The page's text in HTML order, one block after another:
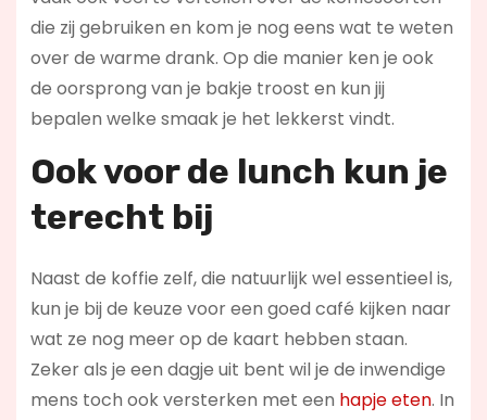
die zij gebruiken en kom je nog eens wat te weten
over de warme drank. Op die manier ken je ook
de oorsprong van je bakje troost en kun jij
bepalen welke smaak je het lekkerst vindt.
Ook voor de lunch kun je
terecht bij
Naast de koffie zelf, die natuurlijk wel essentieel is,
kun je bij de keuze voor een goed café kijken naar
wat ze nog meer op de kaart hebben staan.
Zeker als je een dagje uit bent wil je de inwendige
mens toch ook versterken met een hapje eten. In